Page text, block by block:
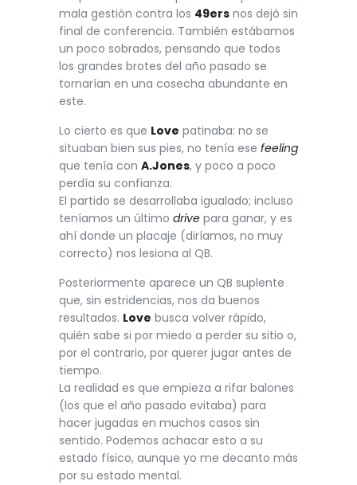
mala gestión contra los 49ers nos dejó sin
final de conferencia. También estábamos
un poco sobrados, pensando que todos
los grandes brotes del año pasado se
tornarían en una cosecha abundante en
este.
Lo cierto es que Love patinaba: no se
situaban bien sus pies, no tenía ese feeling
que tenía con A.Jones, y poco a poco
perdía su confianza.
El partido se desarrollaba igualado; incluso
teníamos un último drive para ganar, y es
ahí donde un placaje (diríamos, no muy
correcto) nos lesiona al QB.
Posteriormente aparece un QB suplente
que, sin estridencias, nos da buenos
resultados. Love busca volver rápido,
quién sabe si por miedo a perder su sitio o,
por el contrario, por querer jugar antes de
tiempo.
La realidad es que empieza a rifar balones
(los que el año pasado evitaba) para
hacer jugadas en muchos casos sin
sentido. Podemos achacar esto a su
estado físico, aunque yo me decanto más
por su estado mental.